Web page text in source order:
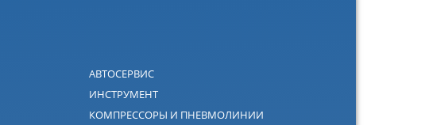
АВТОСЕРВИС
ИНСТРУМЕНТ
КОМПРЕССОРЫ И ПНЕВМОЛИНИИ